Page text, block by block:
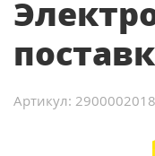
Артикул: